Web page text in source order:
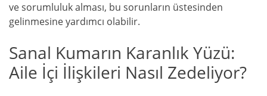
ve sorumluluk alması, bu sorunların üstesinden
gelinmesine yardımcı olabilir.
Sanal Kumarın Karanlık Yüzü:
Aile İçi İlişkileri Nasıl Zedeliyor?